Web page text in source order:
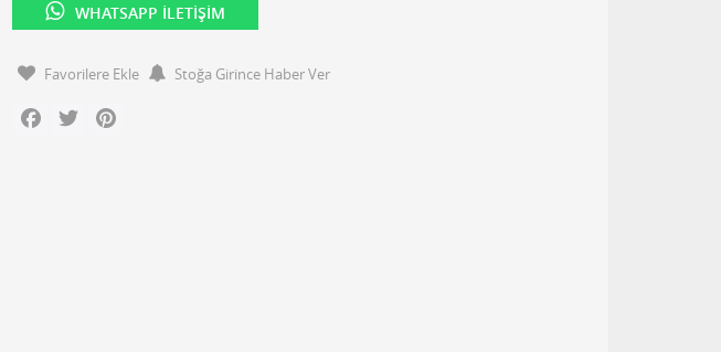
WHATSAPP İLETIŞIM
Favorilere Ekle
Stoğa Girince Haber Ver
Facebook
Twitter